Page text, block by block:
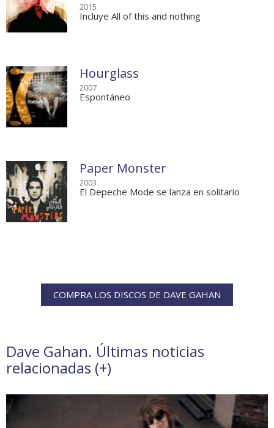
2015
Incluye All of this and nothing
Hourglass
2007
Espontáneo
Paper Monster
2003
El Depeche Mode se lanza en solitario
COMPRA LOS DISCOS DE DAVE GAHAN
Dave Gahan. Últimas noticias
relacionadas (+)